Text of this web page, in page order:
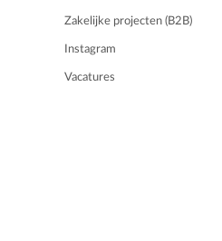
Zakelijke projecten (B2B)
Instagram
Vacatures